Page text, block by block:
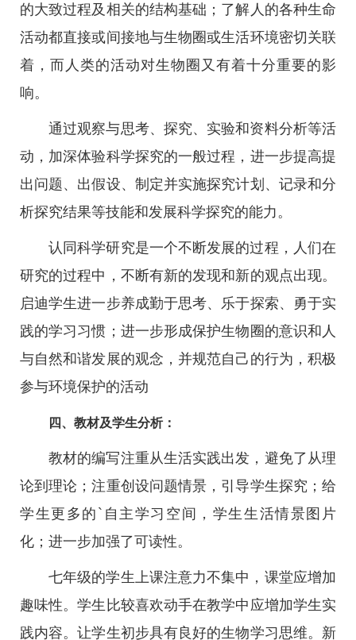
的大致过程及相关的结构基础；了解人的各种生命
活动都直接或间接地与生物圈或生活环境密切关联
着，而人类的活动对生物圈又有着十分重要的影
响。
通过观察与思考、探究、实验和资料分析等活
动，加深体验科学探究的一般过程，进一步提高提
出问题、出假设、制定并实施探究计划、记录和分
析探究结果等技能和发展科学探究的能力。
认同科学研究是一个不断发展的过程，人们在
研究的过程中，不断有新的发现和新的观点出现。
启迪学生进一步养成勤于思考、乐于探索、勇于实
践的学习习惯；进一步形成保护生物圈的意识和人
与自然和谐发展的观念，并规范自己的行为，积极
参与环境保护的活动
四、教材及学生分析：
教材的编写注重从生活实践出发，避免了从理
论到理论；注重创设问题情景，引导学生探究；给
学生更多的`自主学习空间，学生生活情景图片
化；进一步加强了可读性。
七年级的学生上课注意力不集中，课堂应增加
趣味性。学生比较喜欢动手在教学中应增加学生实
践内容。让学生初步具有良好的生物学习思维。新